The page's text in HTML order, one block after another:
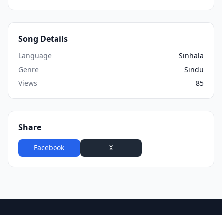
Song Details
Language
Sinhala
Genre
Sindu
Views
85
Share
Facebook X